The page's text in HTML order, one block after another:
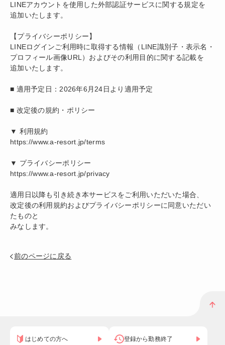
LINEアカウントを使用した外部認証サービスに関する規定を
追加いたします。
【プライバシーポリシー】
LINEログインご利用時に取得する情報（LINE識別子・表示名・
プロフィール画像URL）およびその利用目的に関する記載を
追加いたします。
■ 適用予定日：2026年6月24日より適用予定
■ 改定後の規約・ポリシー
▼ 利用規約
https://www.a-resort.jp/terms
▼ プライバシーポリシー
https://www.a-resort.jp/privacy
適用日以降も引き続き本サービスをご利用いただいた場合、
改定後の利用規約およびプライバシーポリシーに同意いただい
たものと
みなします。
前のページに戻る
はじめての方へ 登録から勤務終了